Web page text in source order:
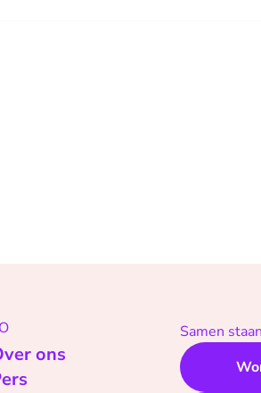
ons
Samen